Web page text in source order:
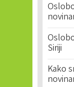
Siriji
Kako